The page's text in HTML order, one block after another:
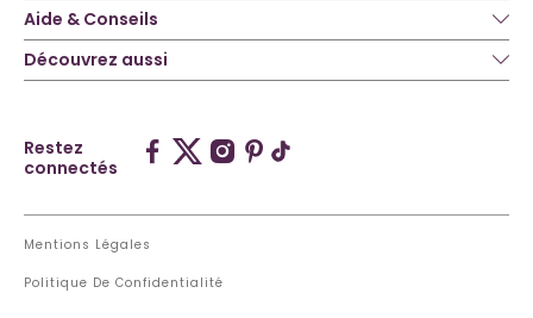
Aide & Conseils
Découvrez aussi
Restez
connectés
Mentions Légales
Politique De Confidentialité